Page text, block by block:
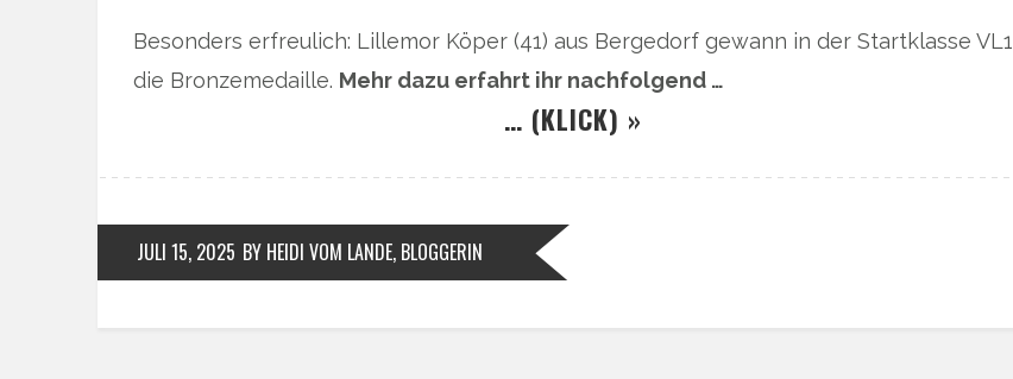
Besonders erfreulich: Lillemor Köper (41) aus Bergedorf gewann in der Startklasse VL1
die Bronzemedaille. Mehr dazu erfahrt ihr nachfolgend …
… (KLICK) »
JULI 15, 2025 BY HEIDI VOM LANDE, BLOGGERIN